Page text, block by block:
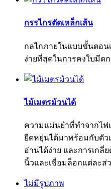
กรรไกรตัดเหล็กเส้น
กลไกภายในแบบขั้นตอน
ง่ายที่สุดในการคงใบมีด
ไม้เมตรม้วนได้
ความแม่นยำที่ทำจากไฟ
ยืดหยุ่นได้มาพร้อมกับตัว
อ่านได้ง่าย และการเกลี่
นิ้วและเชื่อมล็อกแต่ละส่
ไม่มีรูปภาพ